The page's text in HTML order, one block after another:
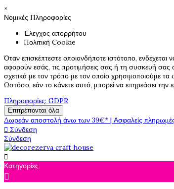
×
Νομικές Πληροφορίες
Έλεγχος απορρήτου
Πολιτική Cookie
Όταν επισκέπτεστε οποιονδήποτε ιστότοπο,
αφορούν εσάς, τις προτιμήσεις σας ή τη συσκευή σας
σχετικά με τον τρόπο με τον οποίο χρησιμοποιούμε
Ωστόσο, εάν το κάνετε αυτό, μπορεί να επηρεάσει την
Πληροφορίες: GDPR
Επιτρέπονται όλα
Δωρεάν αποστολή άνω των 39€* | Ασφαλείς
 Σύνδεση
Σύνδεση

Κατηγορίες
